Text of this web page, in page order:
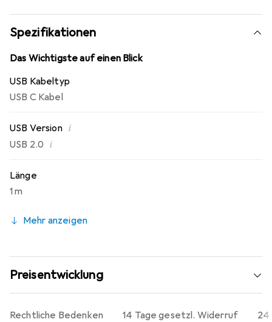
technische Geräte.
Spezifikationen
Das Wichtigste auf einen Blick
USB Kabeltyp
USB C Kabel
USB Version i
USB 2.0 i
Länge
1 m
Mehr anzeigen
Preisentwicklung
14 Tage gesetzl. Widerruf
24
Rechtliche Bedenken